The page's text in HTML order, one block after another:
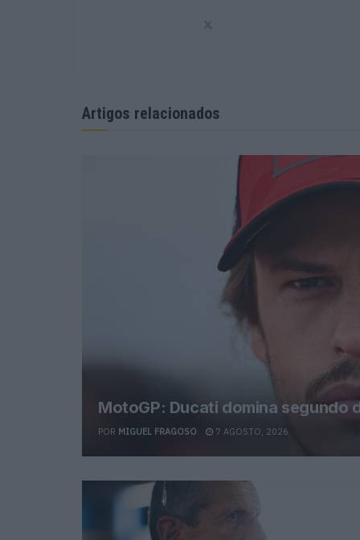
Artigos relacionados
MotoGP: Ducati domina
POR MIGUEL FRAGOSO 7 AGOSTO, 2026